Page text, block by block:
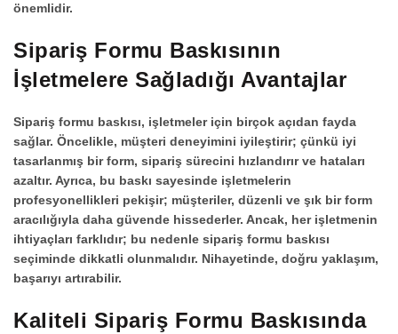
önemlidir.
Sipariş Formu Baskısının
İşletmelere Sağladığı Avantajlar
Sipariş formu baskısı, işletmeler için birçok açıdan fayda
sağlar. Öncelikle, müşteri deneyimini iyileştirir; çünkü iyi
tasarlanmış bir form, sipariş sürecini hızlandırır ve hataları
azaltır. Ayrıca, bu baskı sayesinde işletmelerin
profesyonellikleri pekişir; müşteriler, düzenli ve şık bir form
aracılığıyla daha güvende hissederler. Ancak, her işletmenin
ihtiyaçları farklıdır; bu nedenle sipariş formu baskısı
seçiminde dikkatli olunmalıdır. Nihayetinde, doğru yaklaşım,
başarıyı artırabilir.
Kaliteli Sipariş Formu Baskısında